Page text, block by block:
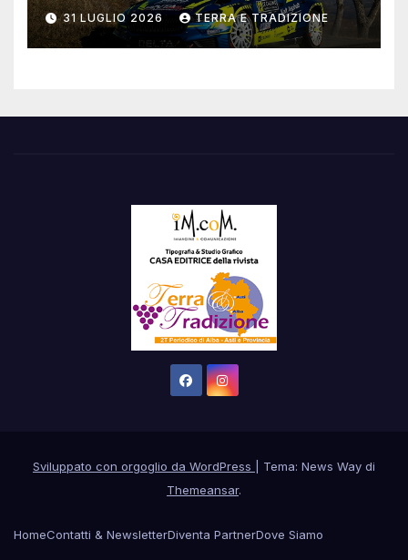
31 LUGLIO 2026 TERRA E TRADIZIONE
Sviluppato con orgoglio da WordPress
Tema: News Way di
Themeansar.
HomeContatti & NewsletterDiventa PartnerDove Siamo